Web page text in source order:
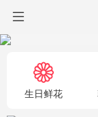
生日鲜花